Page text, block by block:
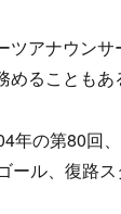
ツアナウン
めることもあ
年の第80回
ール、復路